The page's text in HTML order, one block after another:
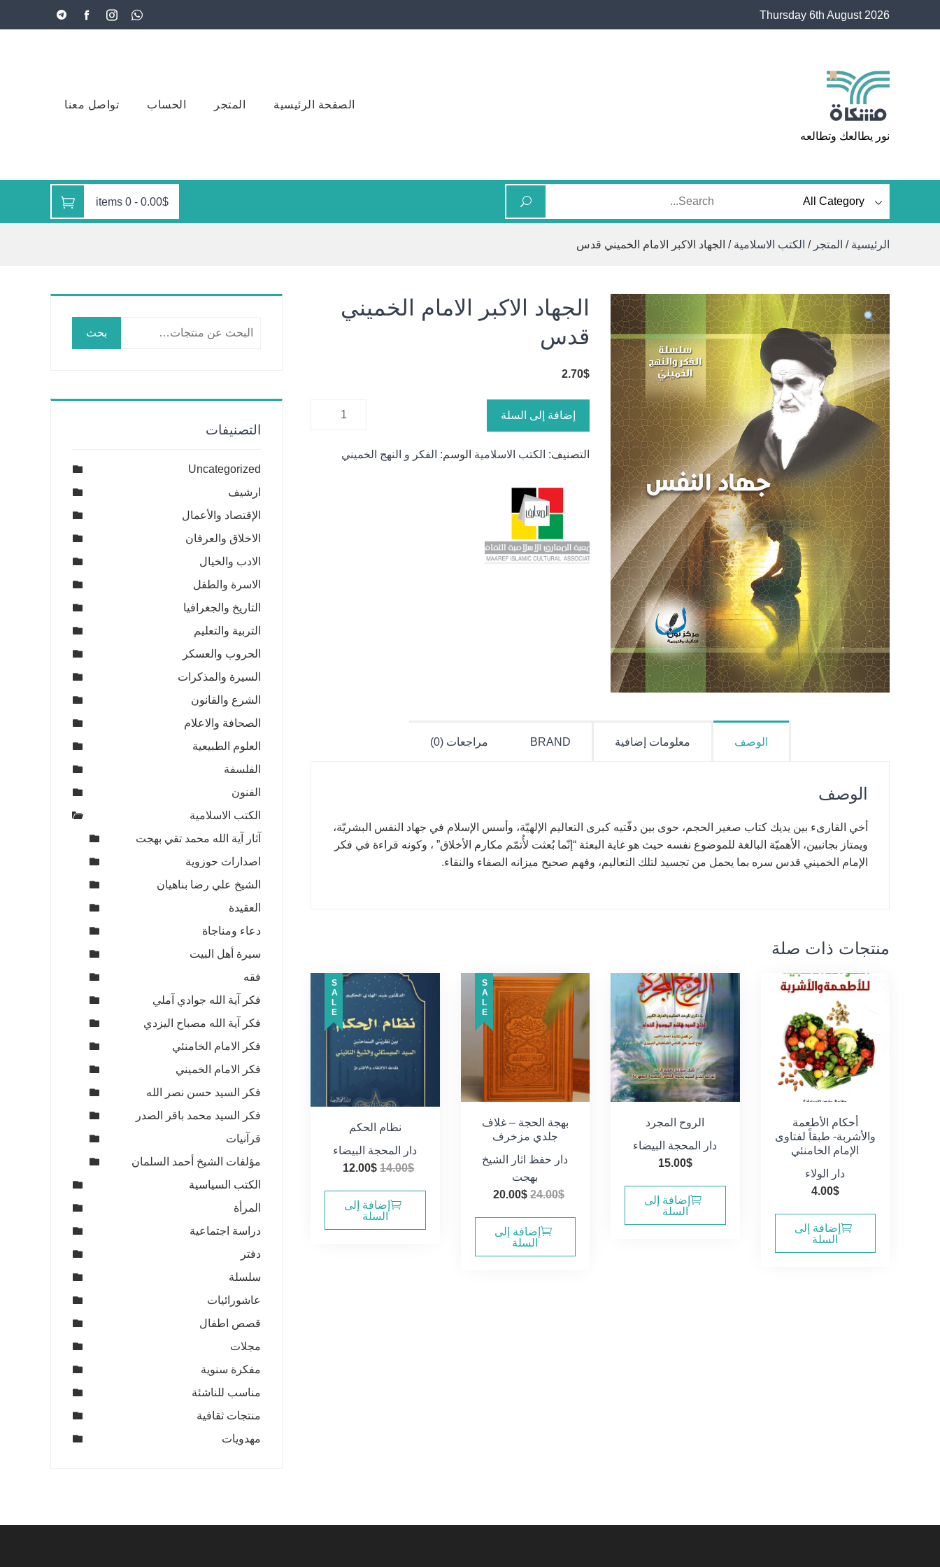
Thursday 6th August 2026
مشكاة
نور يطالعك وتطالعه
الصفحة الرئيسية المتجر الحساب تواصل معنا
0.00$
-
0 items
الرئيسية / المتجر / الكتب الاسلامية / الجهاد الاكبر الامام الخميني قدس
الجهاد الاكبر الامام الخميني
قدس
2.70$
الامام
إضافة إلى السلة
التصنيف: الكتب الاسلامية الوسم: الفكر و النهج الخميني
الوصف معلومات إضافية BRAND مراجعات (0)
الوصف
أخي القارىء بين يديك كتاب صغير الحجم، حوى بين دفّتيه كبرى التعاليم الإلهيّة، وأسس الإسلام في جهاد النفس البشريّة،
ويمتاز بجانبين، الأهميّة البالغة للموضوع نفسه حيث هو غاية البعثة “إنّما بُعثت لأُتمّم مكارم الأخلاق” ، وكونه قراءة في فكر
الإمام الخميني قدس سره بما يحمل من تجسيد لتلك التعاليم، وفهم صحيح ميزانه الصفاء والنقاء.
منتجات ذات صلة
أحكام الأطعمة
والأشربة- طبقاً لفتاوى
الإمام الخامنئي
دار الولاء
4.00$
إضافة إلى
السلة
الروح المجرد
دار المحجة البيضاء
15.00$
إضافة إلى
السلة
SALE
بهجة الحجة – غلاف
جلدي مزخرف
دار حفظ اثار الشيخ
بهجت
24.00$
السعر
هو:
24.00$.
20.00$
إضافة إلى
السلة
SALE
نظام الحكم
دار المحجة البيضاء
14.00$
السعر
هو:
14.00$.
12.00$
إضافة إلى
السلة
بحث
التصنيفات
Uncategorized
ارشيف
الإقتصاد والأعمال
الاخلاق والعرفان
الادب والخيال
الاسرة والطفل
التاريخ والجغرافيا
التربية والتعليم
الحروب والعسكر
السيرة والمذكرات
الشرع والقانون
الصحافة والاعلام
العلوم الطبيعية
الفلسفة
الفنون
الكتب الاسلامية
آثار آية الله محمد تقي بهجت
اصدارات حوزوية
الشيخ علي رضا بناهيان
العقيدة
دعاء ومناجاة
سيرة أهل البيت
فقه
فكر آية الله جوادي آملي
فكر آية الله مصباح اليزدي
فكر الامام الخامنئي
فكر الامام الخميني
فكر السيد حسن نصر الله
فكر السيد محمد باقر الصدر
قرآنيات
مؤلفات الشيخ أحمد السلمان
الكتب السياسية
المرأة
دراسة اجتماعية
دفتر
سلسلة
عاشورائيات
قصص اطفال
مجلات
مفكرة سنوية
مناسب للناشئة
منتجات ثقافية
مهدويات